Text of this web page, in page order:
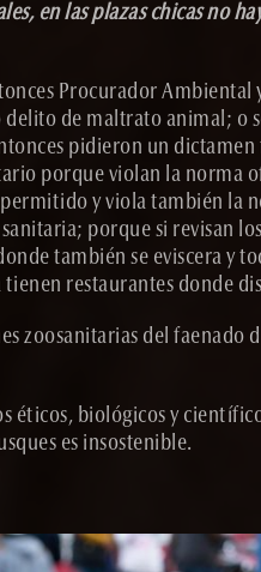
en las plazas chicas no
Procurador
de maltrato animal; o
pidieron un
porque violan la norma
y viola también la
porque si revisan
también se eviscera y
restaurantes donde
zoosanitarias del
éticos, biológicos y
es insostenible.